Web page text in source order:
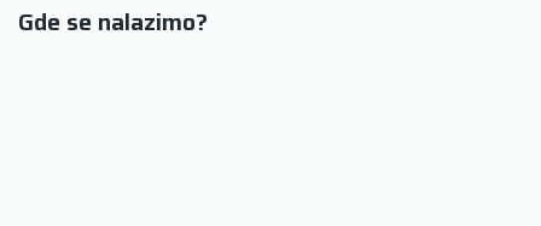
Gde se nalazimo?